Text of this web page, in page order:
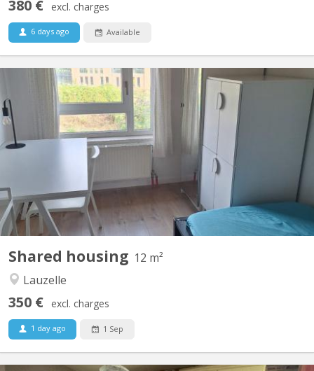
380 € excl. charges
6 days ago Available
Shared housing 12 m²
Lauzelle
350 € excl. charges
1 day ago 1 Sep
KV 1465
familiale à Lauzelle (Louvain-la-Neuve) Nous proposons une
chambre meublée à louer dans une maison familiale située dans
le quartier résidentiel de Lauzelle, à Louvain-la-Neuve. La maison
est partagée avec la propriétaire, un étudiant en Erasmus à
UCLouvain et un élève en retho au LMV. 🔹...